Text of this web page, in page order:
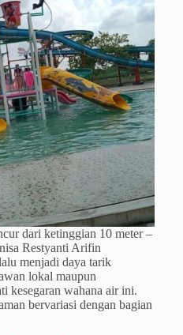
dari ketinggian 10 meter –
Restyanti Arifin
menjadi daya tarik
lokal maupun
kesegaran wahana air ini.
bervariasi dengan bagian